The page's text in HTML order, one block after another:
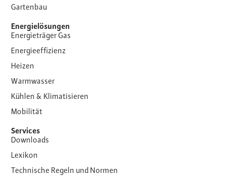
Gartenbau
Energielösungen
Energieträger Gas
Energieeffizienz
Heizen
Warmwasser
Kühlen & Klimatisieren
Mobilität
Services
Downloads
Lexikon
Technische Regeln und Normen